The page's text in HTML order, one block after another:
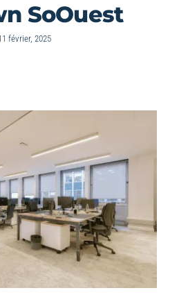
SoOuest
février, 2025